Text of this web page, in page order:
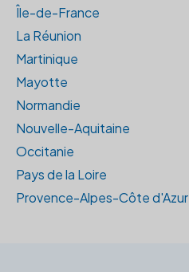
Île-de-France
La Réunion
Martinique
Mayotte
Normandie
Nouvelle-Aquitaine
Occitanie
Pays de la Loire
Provence-Alpes-Côte d'Azur